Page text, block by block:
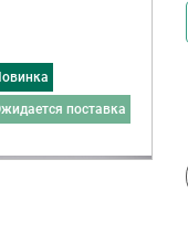
Новинка
ожидается поставка